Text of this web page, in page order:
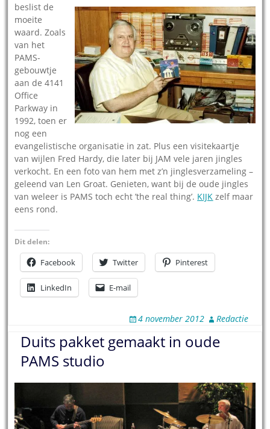
beslist de
moeite
waard. Zoals
van het
PAMS-
gebouwtje
aan de 4141
Office
Parkway in
1992, toen er
nog een
evangelistische organisatie in zat. Plus een visitekaartje
van wijlen Fred Hardy, die later bij JAM vele jaren jingles
verkocht. En een foto van hem met z’n jinglesverzameling –
geleend van Len Groat. Genieten, want bij de oude jingles
van weleer is PAMS toch echt ’the real thing’. KIJK zelf maar
eens rond.
Dit delen:
Facebook Twitter Pinterest
LinkedIn E-mail
4 november 2012 Redactie
Duits pakket gemaakt in oude
PAMS studio